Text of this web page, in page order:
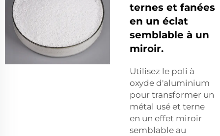
ternes et fanées
en un éclat
semblable à un
miroir.
Utilisez le poli à
oxyde d'aluminium
pour transformer un
métal usé et terne
en un effet miroir
semblable au